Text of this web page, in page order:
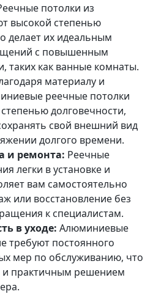
потолки из
высокой степенью
делает их идеальным
с повышенным
таких как ванные комнаты.
материалу и
реечные потолки
долговечности,
свой внешний вид
долгого времени.
и ремонта: Реечные
легки в установке и
вам самостоятельно
или восстановление без
к специалистам.
в уходе: Алюминиевые
требуют постоянного
мер по обслуживанию, что
и практичным решением